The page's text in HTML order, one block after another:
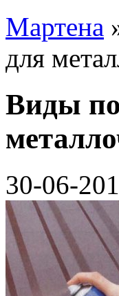
Мартена
для
Виды
30-06-